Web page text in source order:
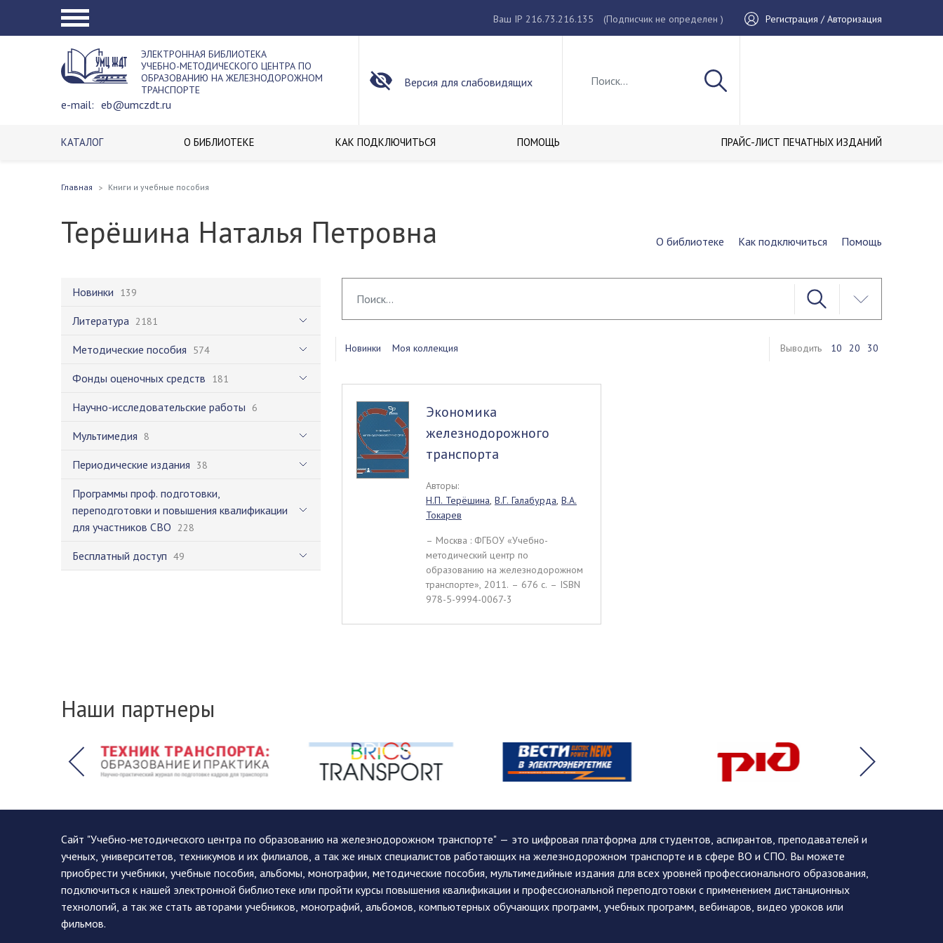
Ваш IP 216.73.216.135 (Подписчик не определен ) Регистрация / Авторизация
ЭЛЕКТРОННАЯ БИБЛИОТЕКА
УЧЕБНО-МЕТОДИЧЕСКОГО ЦЕНТРА ПО
ОБРАЗОВАНИЮ НА ЖЕЛЕЗНОДОРОЖНОМ
ТРАНСПОРТЕ
e-mail: eb@umczdt.ru
Версия для слабовидящих
КАТАЛОГ О БИБЛИОТЕКЕ КАК ПОДКЛЮЧИТЬСЯ ПОМОЩЬ ПРАЙС-ЛИСТ ПЕЧАТНЫХ ИЗДАНИЙ
Главная Книги и учебные пособия
Терёшина Наталья Петровна О библиотеке Как подключиться Помощь
Новинки 139
Литература 2181
Методические пособия 574
Фонды оценочных средств 181
Научно-исследовательские работы 6
Мультимедия 8
Периодические издания 38
Программы проф. подготовки,
переподготовки и повышения квалификации
для участников СВО 228
Бесплатный доступ 49
Новинки Моя коллекция Выводить 10 20 30
Экономика
железнодорожного
транспорта
Авторы:
Н.П. Терёшина, В.Г. Галабурда, В.А.
Токарев
– Москва : ФГБОУ «Учебно-
методический центр по
образованию на железнодорожном
транспорте», 2011. – 676 c. – ISBN
978-5-9994-0067-3
Наши партнеры
Сайт "Учебно-методического центра по образованию на железнодорожном транспорте" — это цифровая платформа для студентов, аспирантов, преподавателей и
ученых, университетов, техникумов и их филиалов, а так же иных специалистов работающих на железнодорожном транспорте и в сфере ВО и СПО. Вы можете
приобрести учебники, учебные пособия, альбомы, монографии, методические пособия, мультимедийные издания для всех уровней профессионального образования,
подключиться к нашей электронной библиотеке или пройти курсы повышения квалификации и профессиональной переподготовки с применением дистанционных
технологий, а так же стать авторами учебников, монографий, альбомов, компьютерных обучающих программ, учебных программ, вебинаров, видео уроков или
фильмов.